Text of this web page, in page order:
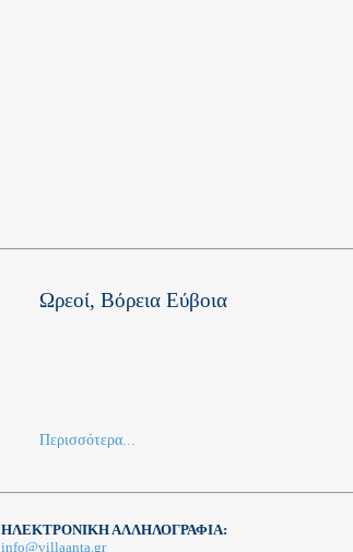
Ωρεοί, Βόρεια Εύβοια
Περισσότερα...
ΗΛΕΚΤΡΟΝΙΚΗ ΑΛΛΗΛΟΓΡΑΦΙΑ:
info@villaanta.gr